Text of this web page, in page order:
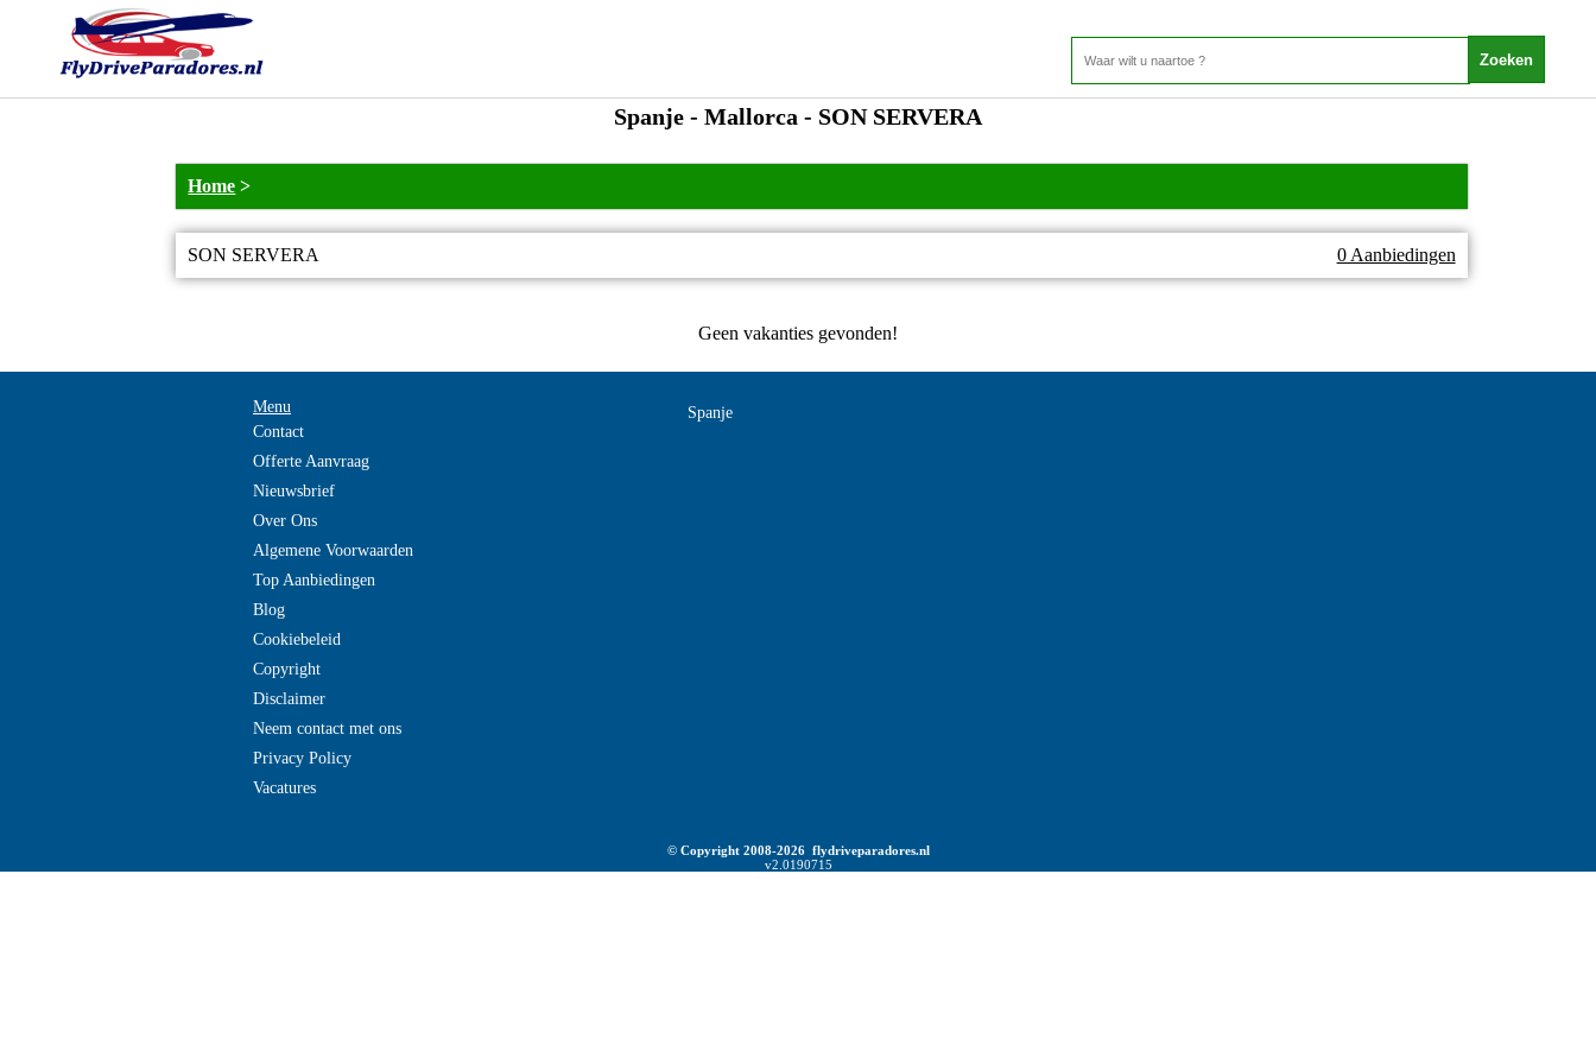
Spanje - Mallorca - SON SERVERA
Home >
SON SERVERA 0 Aanbiedingen
Geen vakanties gevonden!
Menu
Contact
Offerte Aanvraag
Nieuwsbrief
Over Ons
Algemene Voorwaarden
Top Aanbiedingen
Blog
Cookiebeleid
Copyright
Disclaimer
Neem contact met ons
Privacy Policy
Vacatures
Spanje
© Copyright 2008-2026 flydriveparadores.nl
v2.0190715